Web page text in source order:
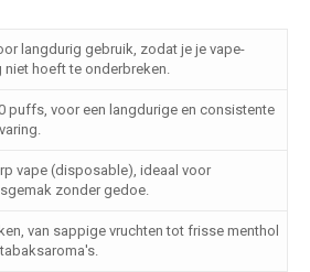
langdurig gebruik, zodat je je vape-
niet hoeft te onderbreken.
puffs, voor een langdurige en consistente
vape (disposable), ideaal voor
zonder gedoe.
van sappige vruchten tot frisse menthol